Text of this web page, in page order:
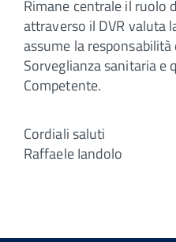
Rimane centrale il ruolo
attraverso il DVR valuta
assume la
Sorveglianza sanitaria e
Competente.
Cordiali saluti
Raffaele Iandolo